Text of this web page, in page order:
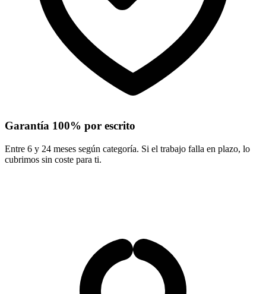
Garantía 100% por escrito
Entre 6 y 24 meses según categoría. Si el trabajo falla en plazo, lo
cubrimos sin coste para ti.